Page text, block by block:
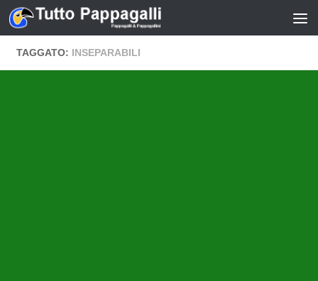
Salta al contenuto
TAGGATO: INSEPARABILI